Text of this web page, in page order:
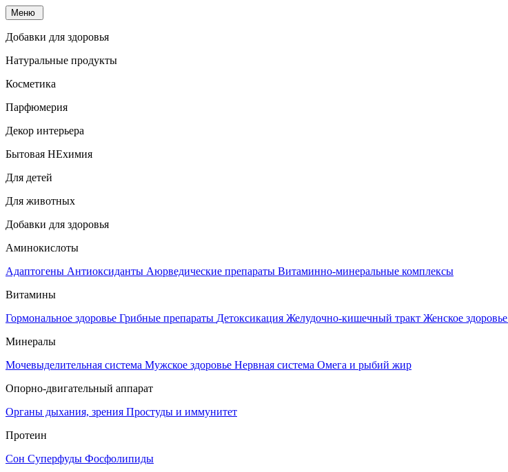
Меню
Добавки для здоровья
Натуральные продукты
Косметика
Парфюмерия
Декор интерьера
Бытовая НЕхимия
Для детей
Для животных
Добавки для здоровья
Аминокислоты
Адаптогены Антиоксиданты Аюрведические препараты Витаминно-минеральные комплексы
Витамины
Гормональное здоровье Грибные препараты Детоксикация Желудочно-кишечный тракт Женское здоровье
Минералы
Мочевыделительная система Мужское здоровье Нервная система Омега и рыбий жир
Опорно-двигательный аппарат
Органы дыхания, зрения Простуды и иммунитет
Протеин
Сон Суперфуды Фосфолипиды